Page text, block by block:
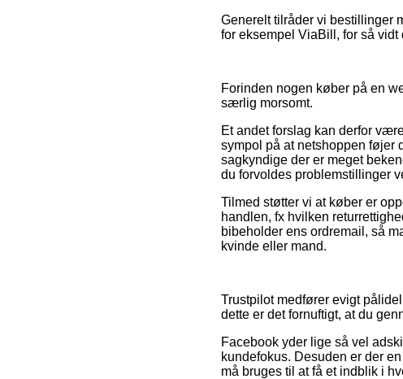
Generelt tilråder vi bestillinger
for eksempel ViaBill, for så
Forinden nogen køber på en
særlig morsomt.
Et andet forslag kan derfor
sympol på at netshoppen føjer
sagkyndige der er meget
du forvoldes problemstillinger
Tilmed støtter vi at køber er
handlen, fx hvilken
bibeholder ens ordremail, så
kvinde eller mand.
Trustpilot medfører evigt
dette er det fornuftigt, at du
Facebook yder lige så vel
kundefokus. Desuden er der
må bruges til at få et indblik i